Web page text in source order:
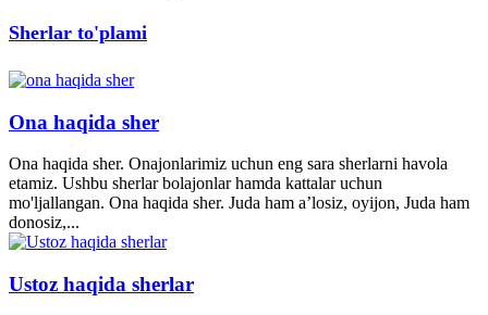
Sherlar to'plami
Ona haqida sher
Ona haqida sher. Onajonlarimiz uchun eng sara sherlarni havola
etamiz. Ushbu sherlar bolajonlar hamda kattalar uchun
mo'ljallangan. Ona haqida sher. Juda ham a’losiz, oyijon, Juda ham
donosiz,...
Ustoz haqida sherlar